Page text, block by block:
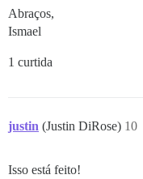
Abraços,
Ismael
1 curtida
justin (Justin DiRose) 10
Isso está feito!